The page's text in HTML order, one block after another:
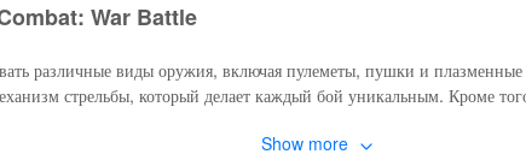
War Battle
различные виды оружия, включая пулеметы, пушки и
стрельбы, который делает каждый бой уникальным. Кроме
тем самым улучшив свою производительность на различных
вызовы делают игру свежей и захватывающей.
Show more